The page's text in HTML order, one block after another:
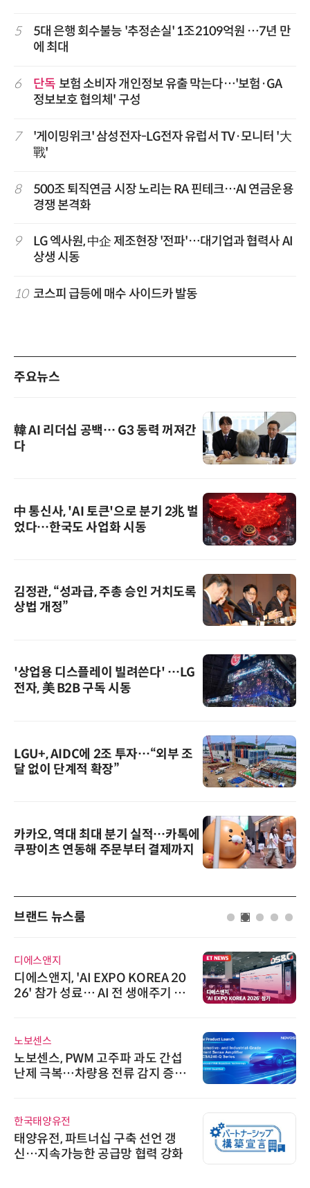
5
5대 은행 회수불능 '추정손실' 1조2109억원 …7년 만
에 최대
6 단독 보험 소비자 개인정보 유출 막는다…'보험·GA
정보보호 협의체' 구성
7
'게이밍위크' 삼성전자-LG전자 유럽서 TV·모니터 '大
戰'
8
500조 퇴직연금 시장 노리는 RA 핀테크…AI 연금운용
경쟁 본격화
9
LG 엑사원, 中企 제조현장 '전파'…대기업과 협력사 AI
상생 시동
10 코스피 급등에 매수 사이드카 발동
주요뉴스
韓 AI 리더십 공백… G3 동력 꺼져간
다
中 통신사, 'AI 토큰'으로 분기 2兆 벌
었다…한국도 사업화 시동
김정관, “성과급, 주총 승인 거치도록
상법 개정”
'상업용 디스플레이 빌려쓴다' …LG
전자, 美 B2B 구독 시동
LGU+, AIDC에 2조 투자…“외부 조
달 없이 단계적 확장”
카카오, 역대 최대 분기 실적…카톡에
쿠팡이츠 연동해 주문부터 결제까지
브랜드 뉴스룸
디에스앤지
디에스앤지, 'AI EXPO KOREA 20
26' 참가 성료… AI 전 생애주기 아
노보센스
노보센스, PWM 고주파 과도 간섭
난제 극복…차량용 전류 감지 증폭
한국태양유전
태양유전, 파트너십 구축 선언 갱
신…지속가능한 공급망 협력 강화